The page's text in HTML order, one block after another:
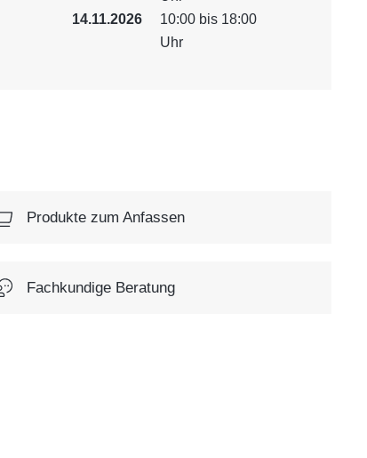
14.11.2026
10:00 bis 18:00
Uhr
Produkte zum Anfassen
Fachkundige Beratung